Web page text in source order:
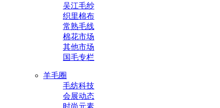
吴江毛纱
织里棉布
常熟毛线
棉花市场
其他市场
国毛专栏
羊毛圈
毛纺科技
会展动态
时尚元素